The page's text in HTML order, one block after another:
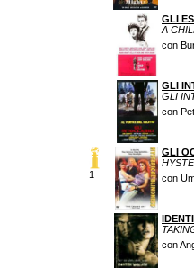
GLI
A
con
GLI
GLI
con
1
GLI
con
con